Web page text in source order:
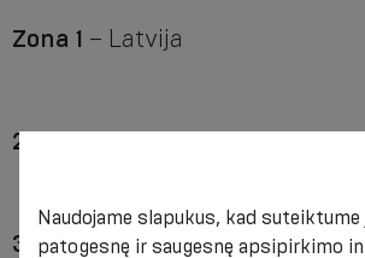
Zona 1 – Latvija
2 zona– Estija, Lietuva
3 zona– Austrija, Belgija,
Naudojame slapukus, kad suteiktume
patogesnę ir saugesnę apsipirkimo